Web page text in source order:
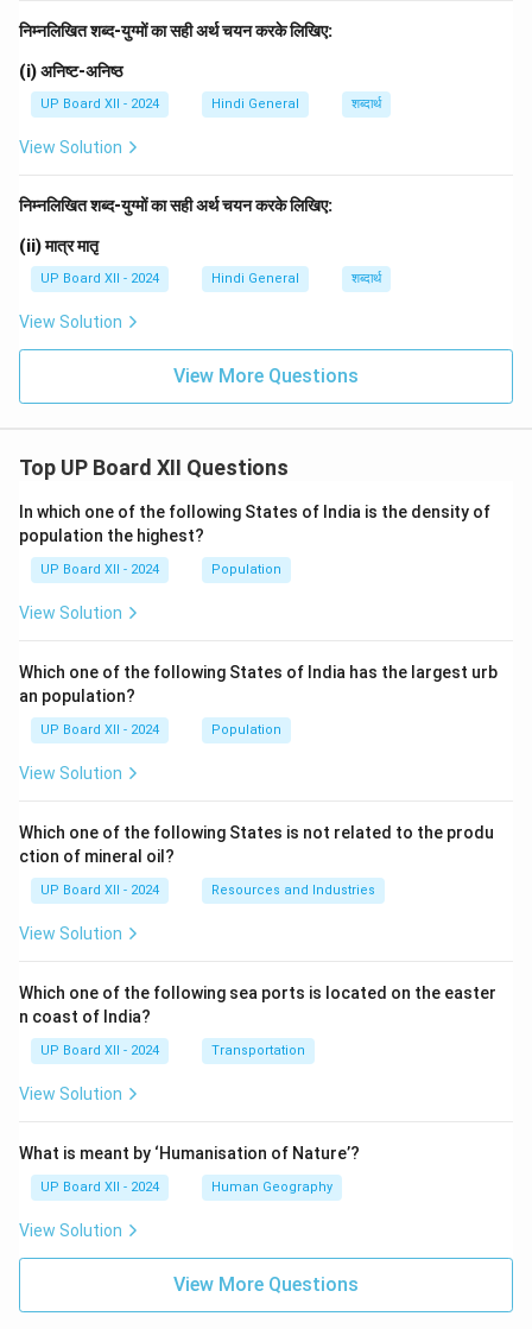
निम्नलिखित शब्द-युग्मों का सही अर्थ चयन करके लिखिए:
(i) अनिष्ट-अनिष्ठ
UP Board XII - 2024 Hindi General शब्दार्थ
View Solution
निम्नलिखित शब्द-युग्मों का सही अर्थ चयन करके लिखिए:
(ii) मात्र मातृ
UP Board XII - 2024 Hindi General शब्दार्थ
View Solution
View More Questions
Top UP Board XII Questions
In which one of the following States of India is the density of
population the highest?
UP Board XII - 2024 Population
View Solution
Which one of the following States of India has the largest urb
an population?
UP Board XII - 2024 Population
View Solution
Which one of the following States is not related to the produ
ction of mineral oil?
UP Board XII - 2024 Resources and Industries
View Solution
Which one of the following sea ports is located on the easter
n coast of India?
UP Board XII - 2024 Transportation
View Solution
What is meant by ‘Humanisation of Nature’?
UP Board XII - 2024 Human Geography
View Solution
View More Questions